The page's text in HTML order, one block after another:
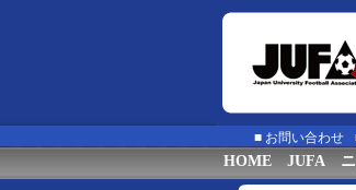
■ お問い合わせ
HOME JUFA